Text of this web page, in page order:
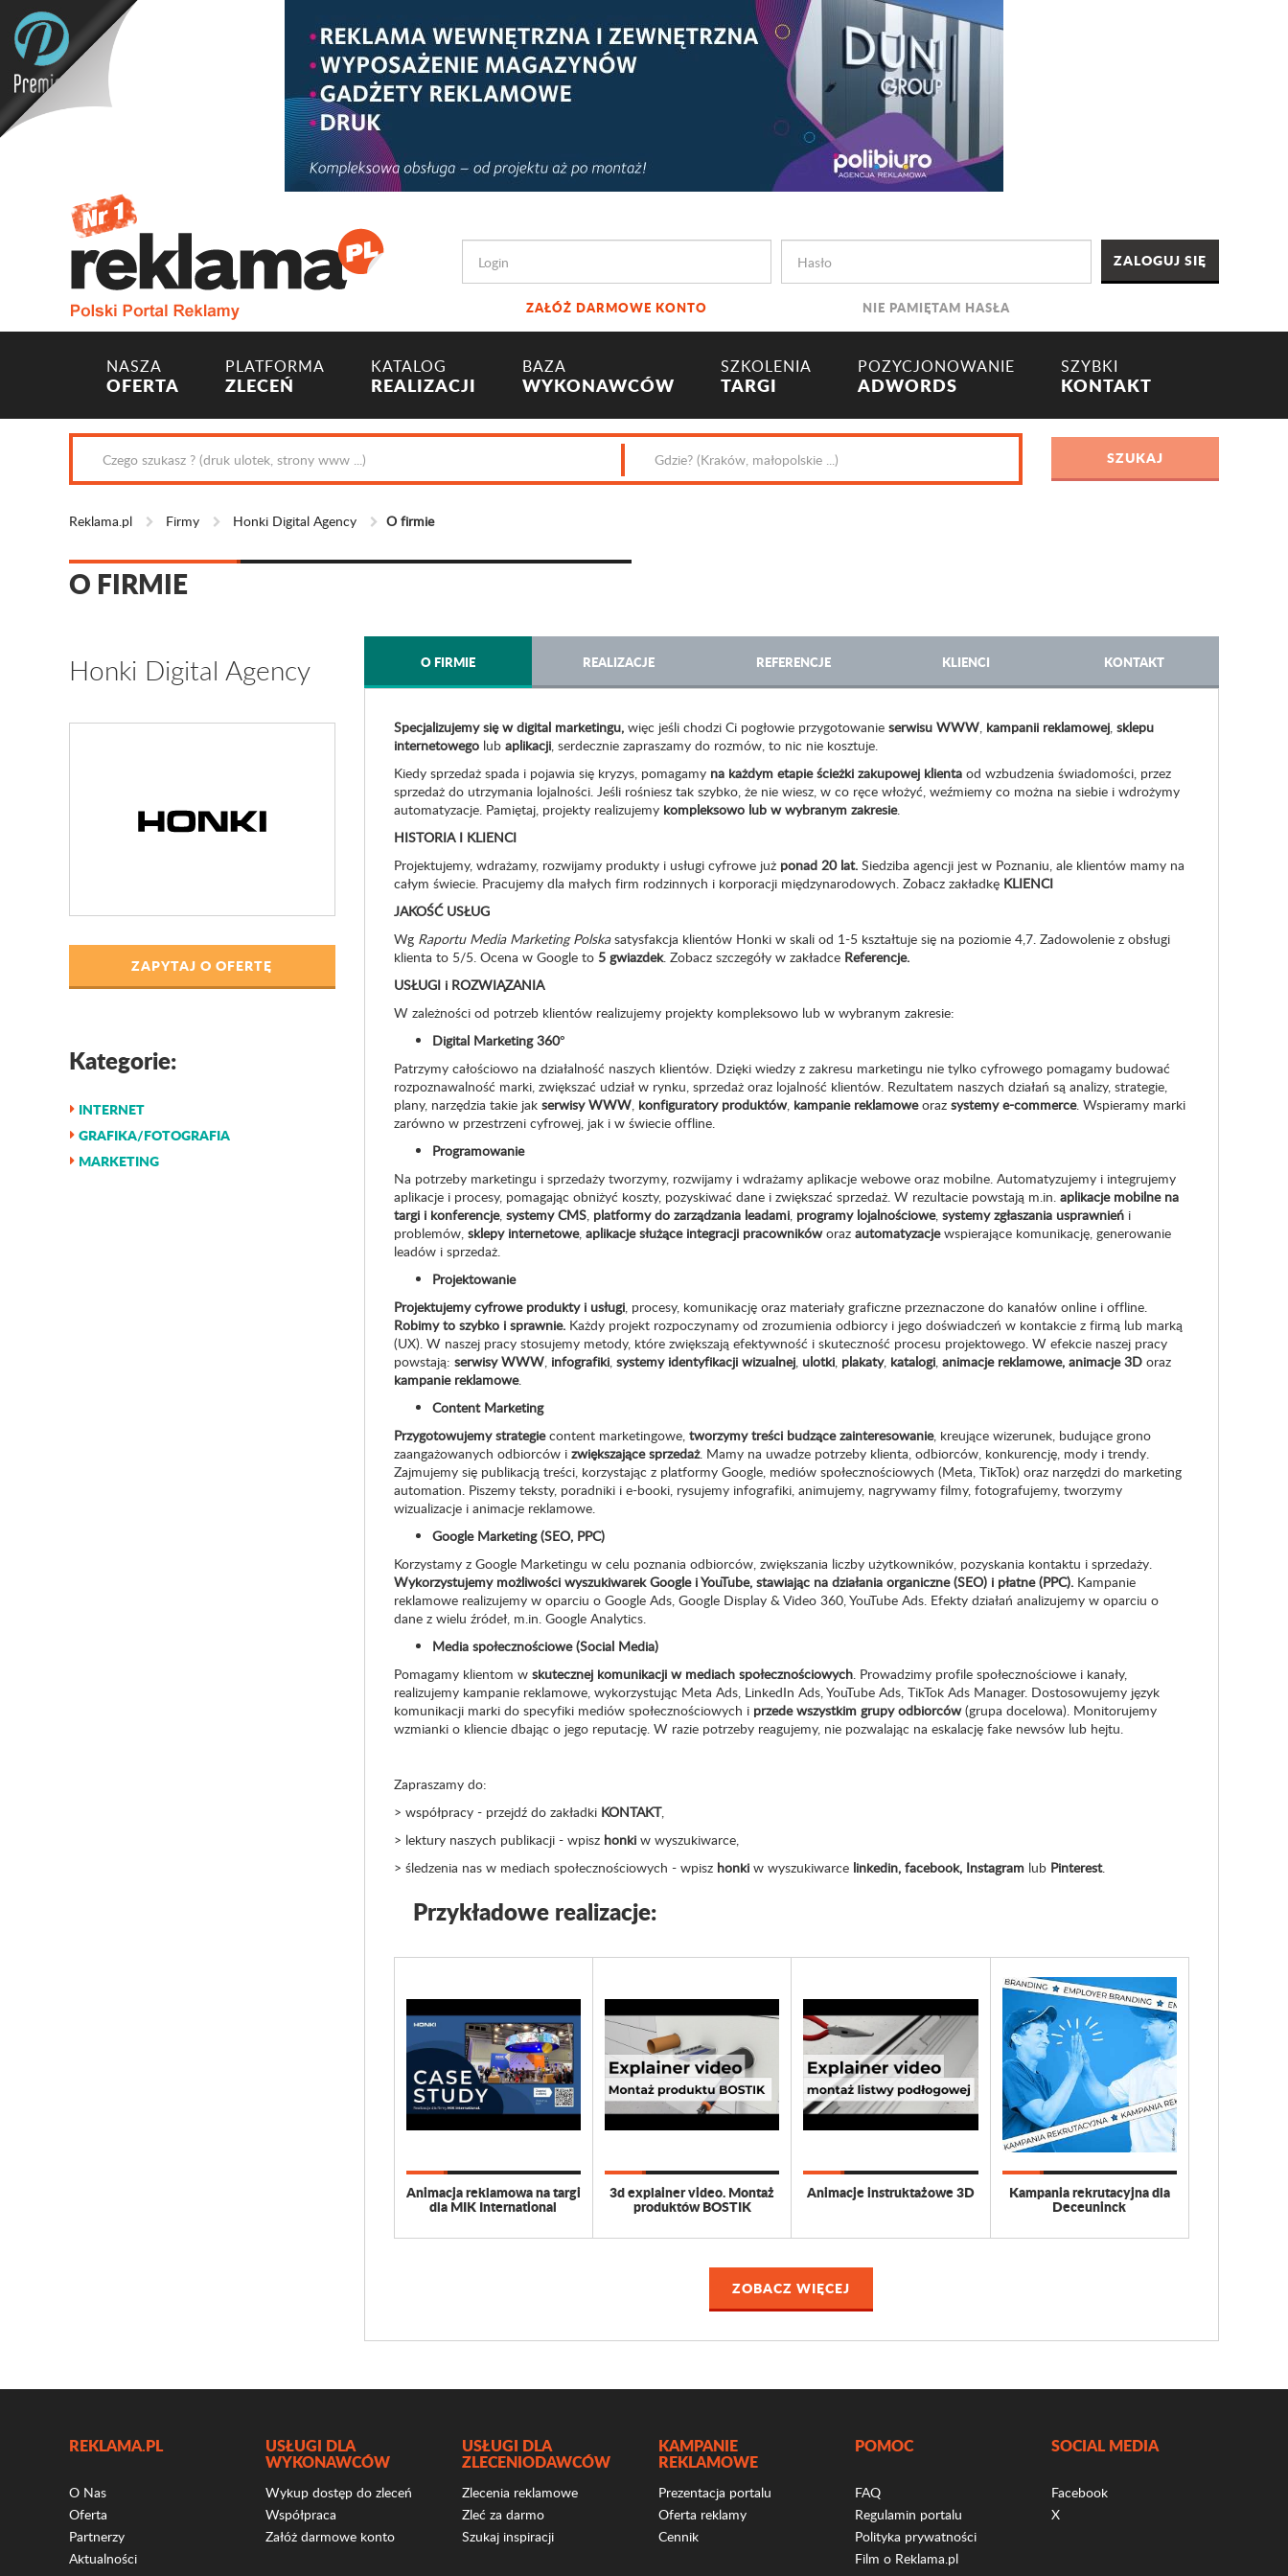
ZAŁÓŻ DARMOWE KONTO NIE PAMIĘTAM HASŁA
NASZA
OFERTA
PLATFORMA
ZLECEŃ
KATALOG
REALIZACJI
BAZA
WYKONAWCÓW
SZKOLENIA
TARGI
POZYCJONOWANIE
ADWORDS
SZYBKI
KONTAKT
Reklama.pl Firmy Honki Digital Agency O firmie
O FIRMIE
Honki Digital Agency
ZAPYTAJ O OFERTĘ
Kategorie:
INTERNET
GRAFIKA/FOTOGRAFIA
MARKETING
O FIRMIE REALIZACJE REFERENCJE KLIENCI KONTAKT
Specjalizujemy się w digital marketingu, więc jeśli chodzi Ci pogłowie przygotowanie serwisu WWW, kampanii reklamowej, sklepu
internetowegolub aplikacji, serdecznie zapraszamy do rozmów, to nic nie kosztuje.
Kiedy sprzedaż spada i pojawia się kryzys, pomagamy na każdym etapie ścieżki zakupowej klientaod wzbudzenia świadomości, przez
sprzedaż do utrzymania lojalności. Jeśli rośniesz tak szybko, że nie wiesz, w co ręce włożyć, weźmiemy co można na siebie i wdrożymy
automatyzacje. Pamiętaj, projekty realizujemy kompleksowo lub w wybranym zakresie.
HISTORIA I KLIENCI
Projektujemy, wdrażamy, rozwijamy produkty i usługi cyfrowe już ponad 20 lat. Siedziba agencji jest w Poznaniu, ale klientów mamy na
całym świecie. Pracujemy dla małych firm rodzinnych i korporacji międzynarodowych. Zobacz zakładkę KLIENCI
JAKOŚĆ USŁUG
Wg Raportu Media Marketing Polskasatysfakcja klientów Honki w skali od 1-5 kształtuje się na poziomie 4,7. Zadowolenie z obsługi
klienta to 5/5. Ocena w Google to 5 gwiazdek. Zobacz szczegóły w zakładce Referencje.
USŁUGI i ROZWIĄZANIA
W zależności od potrzeb klientów realizujemy projekty kompleksowo lub w wybranym zakresie:
Digital Marketing 360°
Patrzymy całościowo na działalność naszych klientów. Dzięki wiedzy z zakresu marketingu nie tylko cyfrowego pomagamy budować
rozpoznawalność marki, zwiększać udział w rynku, sprzedaż oraz lojalność klientów. Rezultatem naszych działań są analizy, strategie,
plany, narzędzia takie jak serwisy WWW, konfiguratory produktów, kampanie reklamoweoraz systemy e-commerce. Wspieramy marki
zarówno w przestrzeni cyfrowej, jak i w świecie offline.
Programowanie
Na potrzeby marketingu i sprzedaży tworzymy, rozwijamy i wdrażamy aplikacje webowe oraz mobilne. Automatyzujemy i integrujemy
aplikacje i procesy, pomagając obniżyć koszty, pozyskiwać dane i zwiększać sprzedaż. W rezultacie powstają m.in. aplikacje mobilne na
targi i konferencje, systemy CMS, platformy do zarządzania leadami, programy lojalnościowe, systemy zgłaszania usprawnieńi
problemów, sklepy internetowe, aplikacje służące integracji pracownikóworaz automatyzacjewspierające komunikację, generowanie
leadów i sprzedaż.
Projektowanie
Projektujemy cyfrowe produkty i usługi, procesy, komunikację oraz materiały graficzne przeznaczone do kanałów online i offline.
Robimy to szybko i sprawnie. Każdy projekt rozpoczynamy od zrozumienia odbiorcy i jego doświadczeń w kontakcie z firmą lub marką
(UX). W naszej pracy stosujemy metody, które zwiększają efektywność i skuteczność procesu projektowego. W efekcie naszej pracy
powstają: serwisy WWW, infografiki, systemy identyfikacji wizualnej, ulotki, plakaty, katalogi, animacje reklamowe, animacje 3Doraz
kampanie reklamowe.
Content Marketing
Przygotowujemy strategiecontent marketingowe, tworzymy treści budzące zainteresowanie, kreujące wizerunek, budujące grono
zaangażowanych odbiorców i zwiększające sprzedaż. Mamy na uwadze potrzeby klienta, odbiorców, konkurencję, mody i trendy.
Zajmujemy się publikacją treści, korzystając z platformy Google, mediów społecznościowych (Meta, TikTok) oraz narzędzi do marketing
automation. Piszemy teksty, poradniki i e-booki, rysujemy infografiki, animujemy, nagrywamy filmy, fotografujemy, tworzymy
wizualizacje i animacje reklamowe.
Google Marketing (SEO, PPC)
Korzystamy z Google Marketingu w celu poznania odbiorców, zwiększania liczby użytkowników, pozyskania kontaktu i sprzedaży.
Wykorzystujemy możliwości wyszukiwarek Google i YouTube, stawiając na działania organiczne (SEO) i płatne (PPC). Kampanie
reklamowe realizujemy w oparciu o Google Ads, Google Display & Video 360, YouTube Ads. Efekty działań analizujemy w oparciu o
dane z wielu źródeł, m.in. Google Analytics.
Media społecznościowe (Social Media)
Pomagamy klientom w skutecznej komunikacji w mediach społecznościowych. Prowadzimy profile społecznościowe i kanały,
realizujemy kampanie reklamowe, wykorzystując Meta Ads, LinkedIn Ads, YouTube Ads, TikTok Ads Manager. Dostosowujemy język
komunikacji marki do specyfiki mediów społecznościowych i przede wszystkim grupy odbiorców(grupa docelowa). Monitorujemy
wzmianki o kliencie dbając o jego reputację. W razie potrzeby reagujemy, nie pozwalając na eskalację fake newsów lub hejtu.
Zapraszamy do:
> współpracy - przejdź do zakładki KONTAKT,
> lektury naszych publikacji - wpisz honkiw wyszukiwarce,
> śledzenia nas w mediach społecznościowych - wpisz honkiw wyszukiwarce linkedin, facebook, Instagram lub Pinterest.
Przykładowe realizacje:
Animacja reklamowa na targi
dla MIK International
3d explainer video. Montaż
produktów BOSTIK
Animacje instruktażowe 3D Kampania rekrutacyjna dla
Deceuninck
ZOBACZ WIĘCEJ
REKLAMA.PL
O Nas
Oferta
Partnerzy
Aktualności
USŁUGI DLA
WYKONAWCÓW
Wykup dostęp do zleceń
Współpraca
Załóż darmowe konto
USŁUGI DLA
ZLECENIODAWCÓW
Zlecenia reklamowe
Zleć za darmo
Szukaj inspiracji
KAMPANIE
REKLAMOWE
Prezentacja portalu
Oferta reklamy
Cennik
POMOC
FAQ
Regulamin portalu
Polityka prywatności
Film o Reklama.pl
SOCIAL MEDIA
Facebook
X